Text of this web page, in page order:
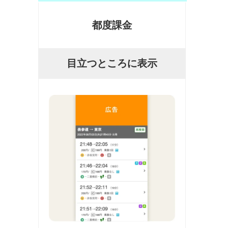
都度課金
目立つところに表示